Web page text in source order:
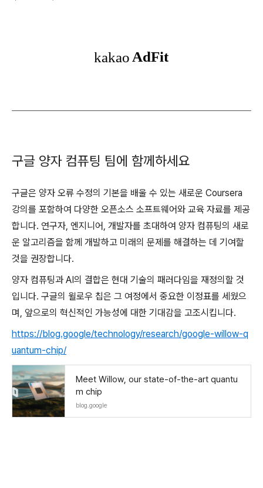
구글 양자 컴퓨팅 팀에 함께하세요
구글은 양자 오류 수정의 기본을 배울 수 있는 새로운 Coursera
강의를 포함하여 다양한 오픈소스 소프트웨어와 교육 자료를 제공
합니다. 연구자, 엔지니어, 개발자를 초대하여 양자 컴퓨팅의 새로
운 알고리즘을 함께 개발하고 미래의 문제를 해결하는 데 기여할
것을 권장합니다.
양자 컴퓨팅과 AI의 결합은 현대 기술의 패러다임을 재정의할 것
입니다. 구글의 윌로우 칩은 그 여정에서 중요한 이정표를 세웠으
며, 앞으로의 혁신적인 가능성에 대한 기대감을 고조시킵니다.
https://blog.google/technology/research/google-willow-q
uantum-chip/
Meet Willow, our state-of-the-art quantu
m chip
blog.google